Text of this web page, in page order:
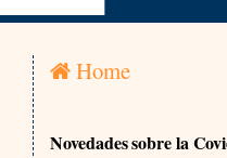
Home
Novedades sobre la